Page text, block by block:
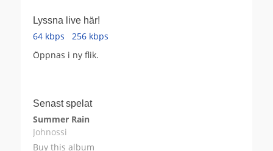
Lyssna live här!
64 kbps
256 kbps
Öppnas i ny flik.
Senast spelat
Summer Rain
Johnossi
Buy this album